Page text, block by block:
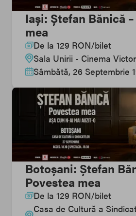
Iași: Ștefan Bănică
mea
De la 129 RON/bilet
Sala Unirii - Cinema
Sâmbătă, 26 Septembrie
Botoșani: Ștefan
Povestea mea
De la 129 RON/bilet
Casa de Cultură a